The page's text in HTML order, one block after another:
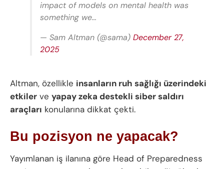
impact of models on mental health was
something we…
— Sam Altman (@sama) December 27,
2025
Altman, özellikle insanların ruh sağlığı üzerindeki
etkiler ve yapay zeka destekli siber saldırı
araçları konularına dikkat çekti.
Bu pozisyon ne yapacak?
Yayımlanan iş ilanına göre Head of Preparedness